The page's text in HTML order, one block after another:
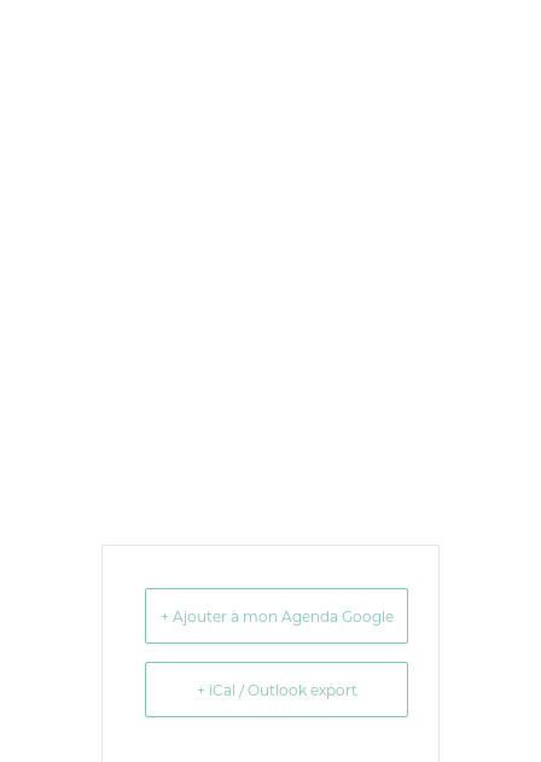
+ Ajouter à mon Agenda Google
+ iCal / Outlook export